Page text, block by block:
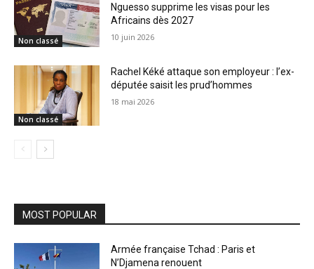
Non classé
Nguesso supprime les visas pour les
Africains dès 2027
10 juin 2026
Non classé
Rachel Kéké attaque son employeur : l’ex-
députée saisit les prud’hommes
18 mai 2026
MOST POPULAR
Armée française Tchad : Paris et
N’Djamena renouent